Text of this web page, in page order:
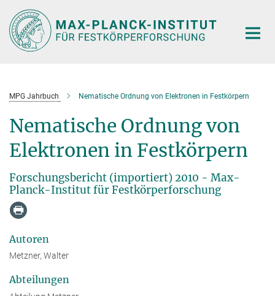
Hauptinhalt
MPG Jahrbuch Nematische Ordnung von Elektronen in Festkörpern
Nematische Ordnung von
Elektronen in Festkörpern
Forschungsbericht (importiert) 2010 - Max-
Planck-Institut für Festkörperforschung
Autoren
Metzner, Walter
Abteilungen